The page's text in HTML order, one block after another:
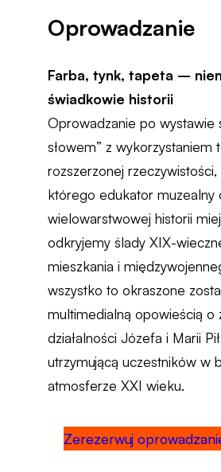
Oprowadzanie
Farba, tynk, tapeta –
świadkowie historii
Oprowadzanie po wystawie
słowem” z wykorzystaniem
rozszerzonej
którego edukator muzealny
wielowarstwowej historii
odkryjemy ślady XIX-
mieszkania i
wszystko to okraszone
multimedialną opowieścią o
działalności Józefa i Marii
utrzymującą uczestników w
atmosferze XXI wieku.
Zerezerwuj